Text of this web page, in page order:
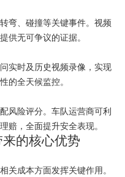
弯、碰撞等关键事件。视频
供无可争议的证据。
实时及历史视频录像，实现
的全天候监控。
风险评分。车队运营商可利
赔，全面提升安全表现。
的核心优势
关成本方面发挥关键作用。